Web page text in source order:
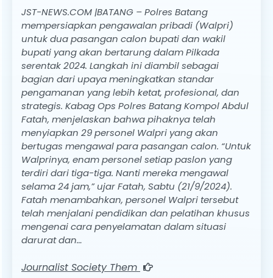
JST-NEWS.COM |BATANG – Polres Batang
mempersiapkan pengawalan pribadi (Walpri)
untuk dua pasangan calon bupati dan wakil
bupati yang akan bertarung dalam Pilkada
serentak 2024. Langkah ini diambil sebagai
bagian dari upaya meningkatkan standar
pengamanan yang lebih ketat, profesional, dan
strategis. Kabag Ops Polres Batang Kompol Abdul
Fatah, menjelaskan bahwa pihaknya telah
menyiapkan 29 personel Walpri yang akan
bertugas mengawal para pasangan calon. “Untuk
Walprinya, enam personel setiap paslon yang
terdiri dari tiga-tiga. Nanti mereka mengawal
selama 24 jam,” ujar Fatah, Sabtu (21/9/2024).
Fatah menambahkan, personel Walpri tersebut
telah menjalani pendidikan dan pelatihan khusus
mengenai cara penyelamatan dalam situasi
darurat dan…
Journalist Society Them